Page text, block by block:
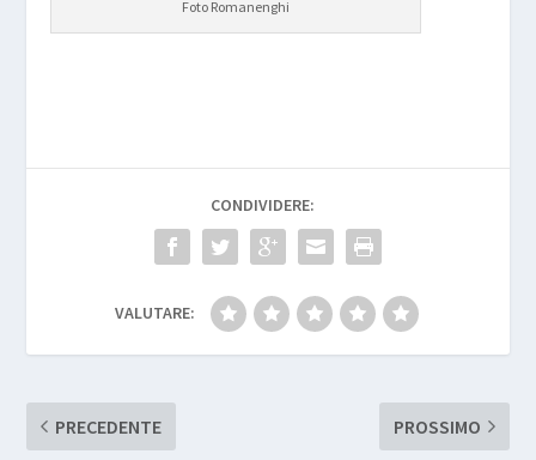
Foto Romanenghi
CONDIVIDERE:
VALUTARE:
PRECEDENTE PROSSIMO